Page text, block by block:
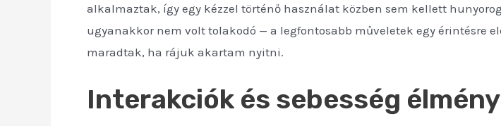
alkalmaztak, így egy kézzel történő használat közben sem kellett
ugyanakkor nem volt tolakodó — a legfontosabb műveletek egy érintésre
maradtak, ha rájuk akartam nyitni.
Interakciók és sebesség